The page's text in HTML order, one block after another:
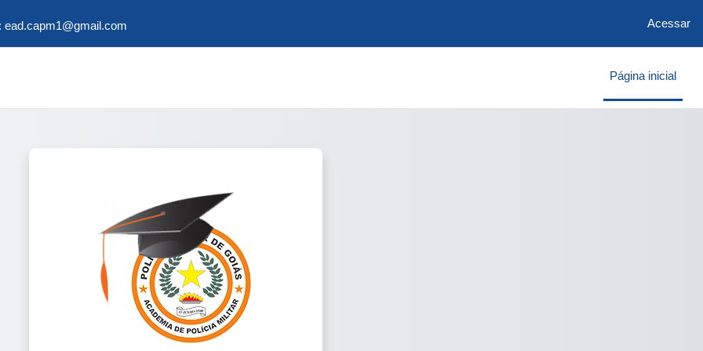
ead.capm1@gmail.com Acessar
Página inicial
Acesso a Ensino à Distância da Academia da